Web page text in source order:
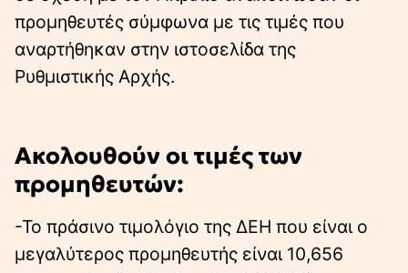
προμηθευτές σύμφωνα με τις τιμές που
αναρτήθηκαν στην ιστοσελίδα της
Ρυθμιστικής Αρχής.
Ακολουθούν οι τιμές των
προμηθευτών:
-Το πράσινο τιμολόγιο της ΔΕΗ που είναι ο
μεγαλύτερος προμηθευτής είναι 10,656